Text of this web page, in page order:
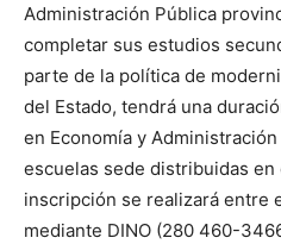
Administración Pública
completar sus estudios
parte de la política de
del Estado, tendrá una
en Economía y
escuelas sede distribuidas
inscripción se realizará entre
mediante DINO (280 460-